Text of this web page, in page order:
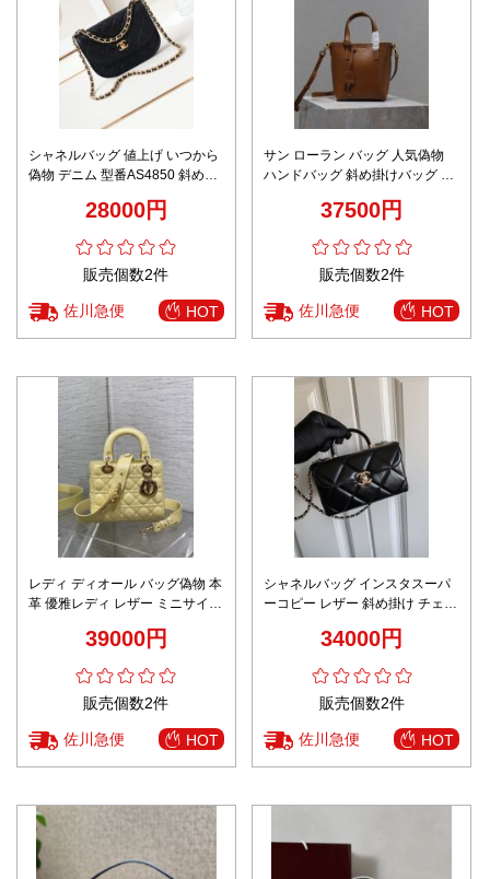
シャネルバッグ 値上げ いつから
偽物 デニム 型番AS4850 斜め掛
用 ブラック28000円
販売個数2件
佐川急便 HOT
サン ローラン バッグ 人気偽物
ハンドバッグ 斜め掛けバッグ 優
37500円
販売個数2件
佐川急便 HOT
レディ ディオール バッグ偽物 本
革 優雅レディ レザー ミニサイズ
39000円
販売個数2件
佐川急便 HOT
シャネルバッグ インスタスーパ
ーコピー レザー 斜め掛け チェー
34000円
販売個数2件
佐川急便 HOT